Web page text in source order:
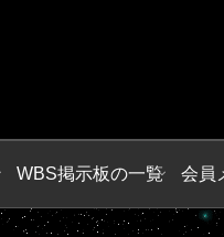
WBS掲示板の一覧 会員